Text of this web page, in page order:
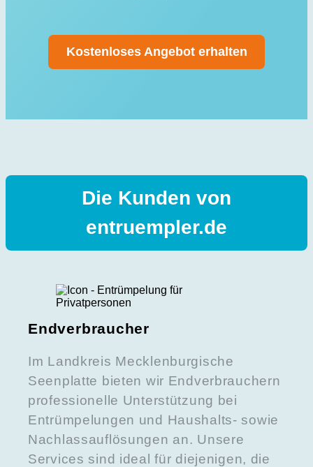
Kostenloses Angebot erhalten
Die Kunden von
entruempler.de
Endverbraucher
Im Landkreis Mecklenburgische
Seenplatte bieten wir Endverbrauchern
professionelle Unterstützung bei
Entrümpelungen und Haushalts- sowie
Nachlassauflösungen an. Unsere
Services sind ideal für diejenigen, die